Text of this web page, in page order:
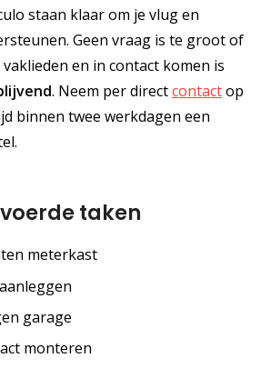
staan klaar om je vlug en
Geen vraag is te groot of
en in contact komen is
. Neem per directcontactop
binnen twee werkdagen een
taken
meterkast
garage
monteren